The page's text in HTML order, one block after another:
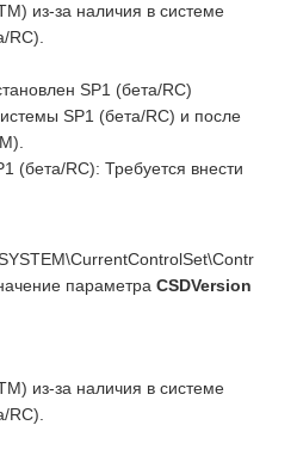
из-за наличия в системе
RC).
SP1 (бета/RC)
SP1 (бета/RC) и после
(бета/RC): Требуется внести
параметра CSDVersion
из-за наличия в системе
RC).